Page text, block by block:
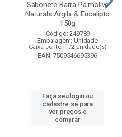
Sabonete Barra Palmolive
Naturals Argila & Eucalipto
150g
Código: 249789
Embalagem: Unidade
Caixa contém 72 unidade(s)
EAN: 7509546695396
Faça seu login ou
cadastre-se para
ver preços e
comprar